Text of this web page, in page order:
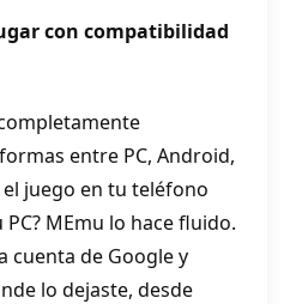
con compatibilidad
entre PC, Android,
el juego en tu teléfono
MEmu lo hace fluido.
cuenta de Google y
lo dejaste, desde